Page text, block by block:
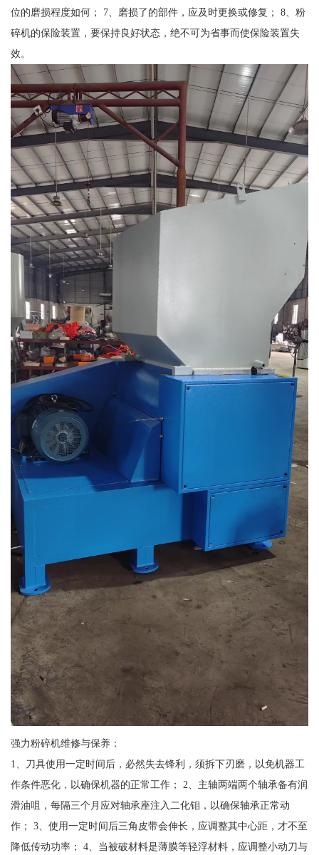
位的磨损程度如何； 7、磨损了的部件，应及时更换或修复； 8、粉
碎机的保险装置，要保持良好状态，绝不可为省事而使保险装置失
效。
强力粉碎机维修与保养：
1、刀具使用一定时间后，必然失去锋利，须拆下刃磨，以免机器工
作条件恶化，以确保机器的正常工作； 2、主轴两端两个轴承备有润
滑油咀，每隔三个月应对轴承座注入二化钼，以确保轴承正常动
作； 3、使用一定时间后三角皮带会伸长，应调整其中心距，才不至
降低传动功率； 4、当被破材料是薄膜等轻浮材料，应调整小动刀与